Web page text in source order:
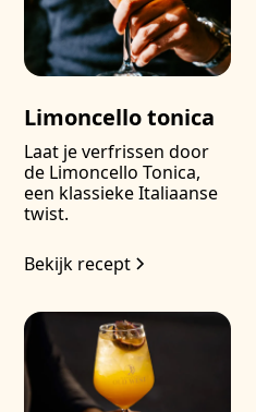
Limoncello tonica
Laat je verfrissen door
de Limoncello Tonica,
een klassieke Italiaanse
twist.
Bekijk recept